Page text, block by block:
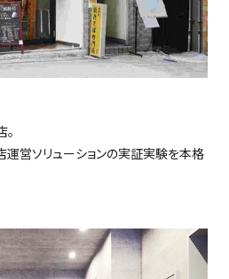
営ソリューションの実証実験を本格